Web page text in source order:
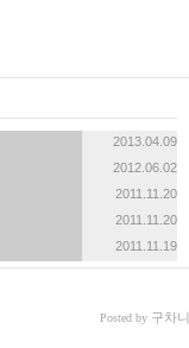
2013.04.09
2012.06.02
2011.11.20
2011.11.20
2011.11.19
Posted by 구차니